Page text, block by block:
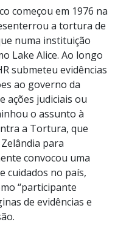
começou em 1976 na
a tortura de
numa instituição
Lake Alice. Ao longo
submeteu evidências
ao governo da
ações judiciais ou
o assunto à
a Tortura, que
para
convocou uma
cuidados no país,
“participante
de evidências e